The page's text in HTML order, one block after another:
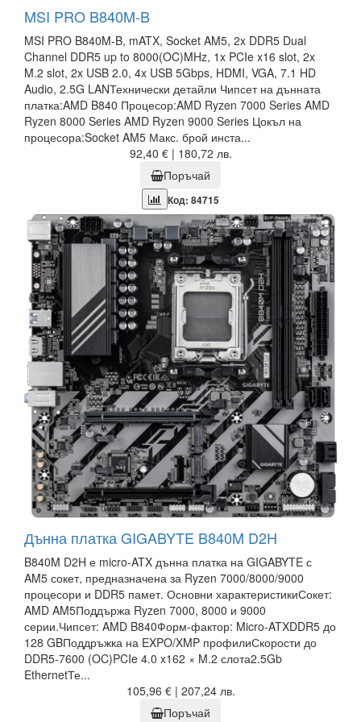
MSI PRO B840M-B
MSI PRO B840M-B, mATX, Socket AM5, 2x DDR5 Dual
Channel DDR5 up to 8000(OC)MHz, 1x PCIe x16 slot, 2x
M.2 slot, 2x USB 2.0, 4x USB 5Gbps, HDMI, VGA, 7.1 HD
Audio, 2.5G LANТехнически детайли Чипсет на дънната
платка:AMD B840 Процесор:AMD Ryzen 7000 Series AMD
Ryzen 8000 Series AMD Ryzen 9000 Series Цокъл на
процесора:Socket AM5 Макс. брой инста...
92,40 € | 180,72 лв.
Поръчай
Код: 84715
Дънна платка GIGABYTE B840M D2H
B840M D2H е micro‑ATX дънна платка на GIGABYTE с
AM5 сокет, предназначена за Ryzen 7000/8000/9000
процесори и DDR5 памет. Основни характеристикиСокет:
AMD AM5Поддържа Ryzen 7000, 8000 и 9000
серии.Чипсет: AMD B840Форм-фактор: Micro‑ATXDDR5 до
128 GBПоддръжка на EXPO/XMP профилиСкорости до
DDR5‑7600 (OC)PCIe 4.0 x162 × M.2 слота2.5Gb
EthernetТе...
105,96 € | 207,24 лв.
Поръчай